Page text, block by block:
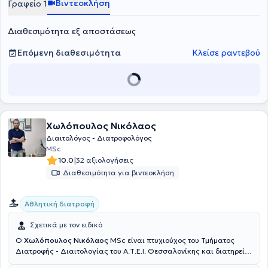
Ανορεξία και η Επεισοδειακή Υπερφαγία (Binge Eating Disorder).
τρόπο έχει καταφέρει να νιώθει κανείς ότι η συνεδρία
αλλαγές είναι μεγάλη πρόοδος. Ο καθένας έχει τον ρυθμό του! "
Γραφείο 1 Βιντεοκλήση
Διαθεσιμότητα εξ αποστάσεως
Επόμενη διαθεσιμότητα
Κλείσε ραντεβού
Χωλόπουλος Νικόλαος
Διαιτολόγος - Διατροφολόγος
MSc
10.0|32 αξιολογήσεις
Διαθεσιμότητα για βιντεοκλήση
Αθλητική διατροφή
Σχετικά με τον ειδικό
O Χωλόπουλος Νικόλαος MSc είναι πτυχιούχος του Τμήματος
Διατροφής - Διαιτολογίας του Α.Τ.Ε.Ι. Θεσσαλονίκης και διατηρεί